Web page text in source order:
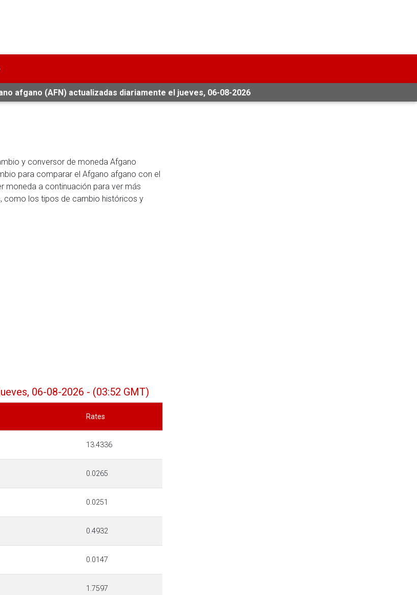
afgano (AFN) actualizadas diariamente el jueves, 06-08-2026
y conversor de moneda Afgano
para comparar el Afgano afgano con el
moneda a continuación para ver más
como los tipos de cambio históricos y
06-08-2026 - (03:52 GMT)
Rates
13.4336
0.0265
0.0251
0.4932
0.0147
1.7597